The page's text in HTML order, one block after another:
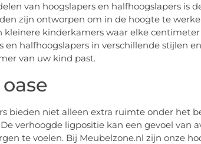
van hoogslapers en halfhoogslapers is
zijn ontworpen om in de hoogte te
kleinere kinderkamers waar elke
en halfhoogslapers in verschillende stijlen
van uw kind past.
bieden niet alleen extra ruimte onder het
verhoogde ligpositie kan een gevoel van
te voelen. Bij Meubelzone.nl zijn onze